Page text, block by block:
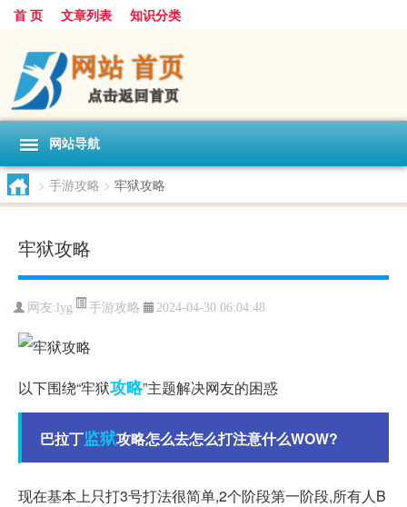
首 页 文章列表 知识分类
网站导航
> 手游攻略 > 牢狱攻略
牢狱攻略
网友:lyg 手游攻略 2024-04-30 06:04:48
以下围绕“牢狱攻略”主题解决网友的困惑
巴拉丁监狱攻略怎么去怎么打注意什么WOW?
现在基本上只打3号打法很简单,2个阶段第一阶段,所有人B